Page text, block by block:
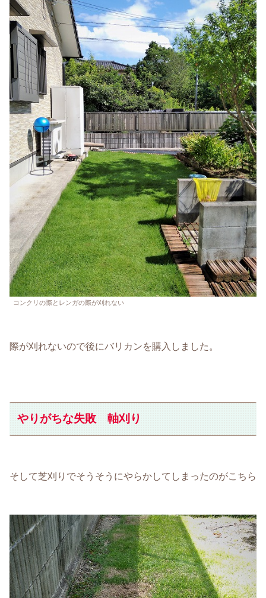
コンクリの際とレンガの際が刈れない
際が刈れないので後にバリカンを購入しました。
やりがちな失敗 軸刈り
そして芝刈りでそうそうにやらかしてしまったのがこちら